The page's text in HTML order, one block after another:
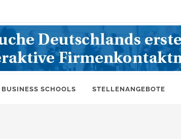
BUSINESS SCHOOLS STELLENANGEBOTE